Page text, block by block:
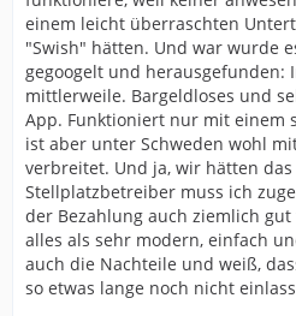
einem leicht überraschten
"Swish" hätten. Und war wurde
gegoogelt und herausgefunden:
mittlerweile. Bargeldloses und
App. Funktioniert nur mit einem
ist aber unter Schweden wohl
verbreitet. Und ja, wir hätten
Stellplatzbetreiber muss ich
der Bezahlung auch ziemlich
alles als sehr modern, einfach
auch die Nachteile und weiß,
so etwas lange noch nicht